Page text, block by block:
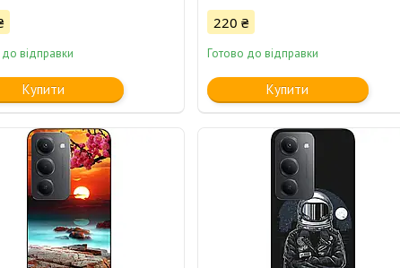
відправки
Купити
220 ₴
Готово до відправки
Купити